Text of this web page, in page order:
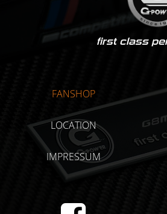
first class
FANSHOP
LOCATION
IMPRESSUM